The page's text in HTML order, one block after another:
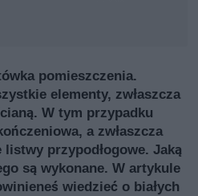
pomieszczenia.
elementy, zwłaszcza
W tym przypadku
a zwłaszcza
listwy przypodłogowe. Jaką
są wykonane. W artykule
wiedzieć o białych